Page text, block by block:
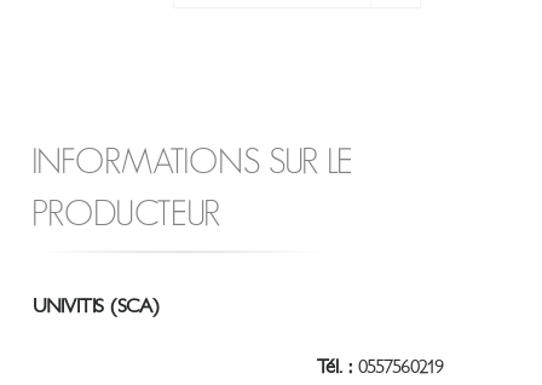
INFORMATIONS SUR LE
PRODUCTEUR
UNIVITIS (SCA)
Tél. : 0557560219